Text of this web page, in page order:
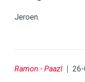
Jeroen.
Ramon - Paazl